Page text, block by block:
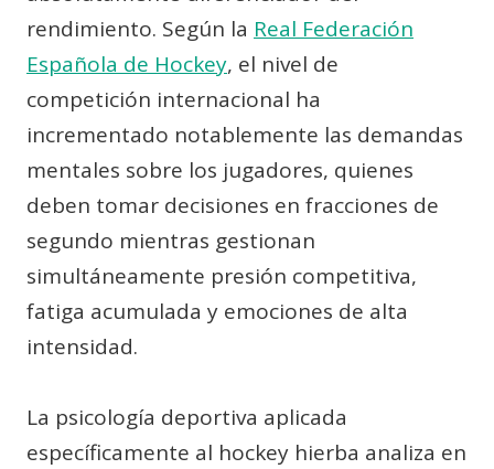
rendimiento. Según la Real Federación
Española de Hockey, el nivel de
competición internacional ha
incrementado notablemente las demandas
mentales sobre los jugadores, quienes
deben tomar decisiones en fracciones de
segundo mientras gestionan
simultáneamente presión competitiva,
fatiga acumulada y emociones de alta
intensidad.
La psicología deportiva aplicada
específicamente al hockey hierba analiza en